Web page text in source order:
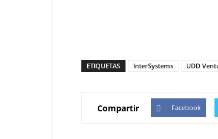
ETIQUETAS InterSystems UDD
Compartir Facebook